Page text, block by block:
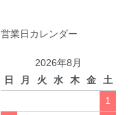
営業日カレンダー
2026年8月
日
月 火 水 木 金
土
1